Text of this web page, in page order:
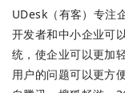
UDesk（有客）专注
开发者和中小企业可
统，使企业可以更加
用户的问题可以更方